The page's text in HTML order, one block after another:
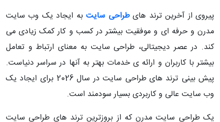
پیروی از آخرین ترند هایطراحی سایتبه ایجاد یک وب سایت
مدرن و حرفه ای و موفقیت بیشتر در کسب و کار کمک زیادی می
کند. در عصر دیجیتالی، طراحی سایت به معنای ارتباط و تعامل
بیشتر با کاربران و ارائه ی خدمات بهتر به آنها در سراسر دنیاست.
پیش بینی ترند های طراحی سایت در سال 2026 برای ایجاد یک
وب سایت عالی و کاربردی بسیار سودمند است.
یک طراحی سایت مدرن که از بروزترین ترند های طراحی سایت